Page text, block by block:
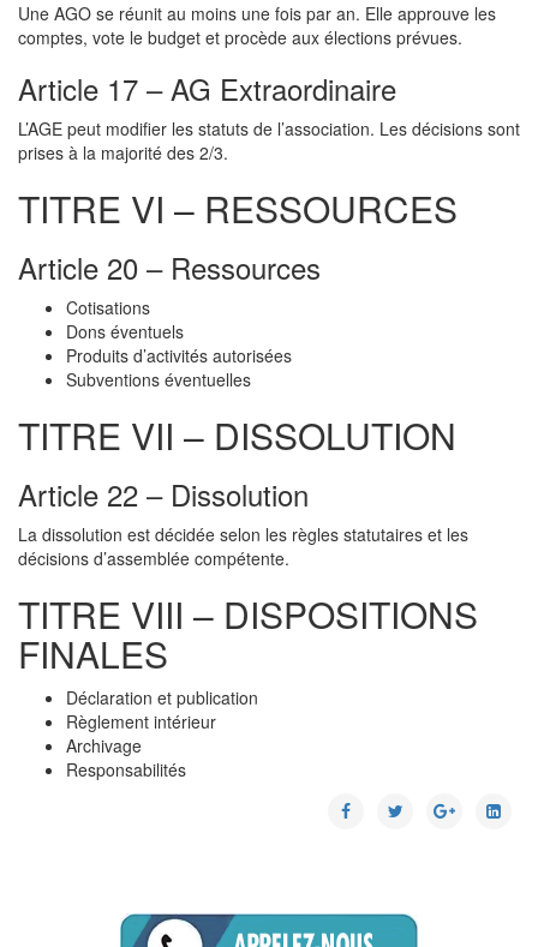
Une AGO se réunit au moins une fois par an. Elle approuve les
comptes, vote le budget et procède aux élections prévues.
Article 17 – AG Extraordinaire
L’AGE peut modifier les statuts de l’association. Les décisions sont
prises à la majorité des 2/3.
TITRE VI – RESSOURCES
Article 20 – Ressources
Cotisations
Dons éventuels
Produits d’activités autorisées
Subventions éventuelles
TITRE VII – DISSOLUTION
Article 22 – Dissolution
La dissolution est décidée selon les règles statutaires et les
décisions d’assemblée compétente.
TITRE VIII – DISPOSITIONS
FINALES
Déclaration et publication
Règlement intérieur
Archivage
Responsabilités